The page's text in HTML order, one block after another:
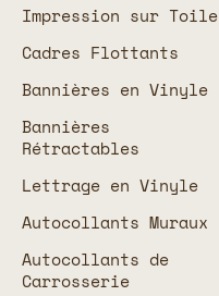
Impression sur Toile
Cadres Flottants
Bannières en Vinyle
Bannières
Rétractables
Lettrage en Vinyle
Autocollants Muraux
Autocollants de
Carrosserie